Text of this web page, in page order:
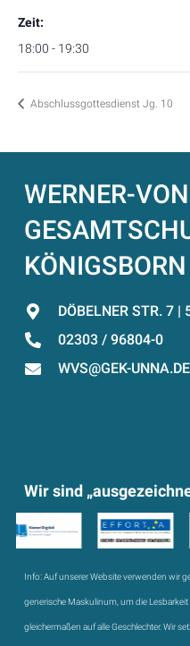
Zeit:
18:00 - 19:30
Abschlussgottesdienst Jg. 10
WERNER-
KÖNIGSBORN
DÖBELNER STR. 7 |
02303 / 96804-0
WVS@GEK-UNNA.DE
Wir sind
Info:Auf unserer Website verwenden wir
generische Maskulinum, um die
gleichermaßen auf alle Geschlechter. Wir